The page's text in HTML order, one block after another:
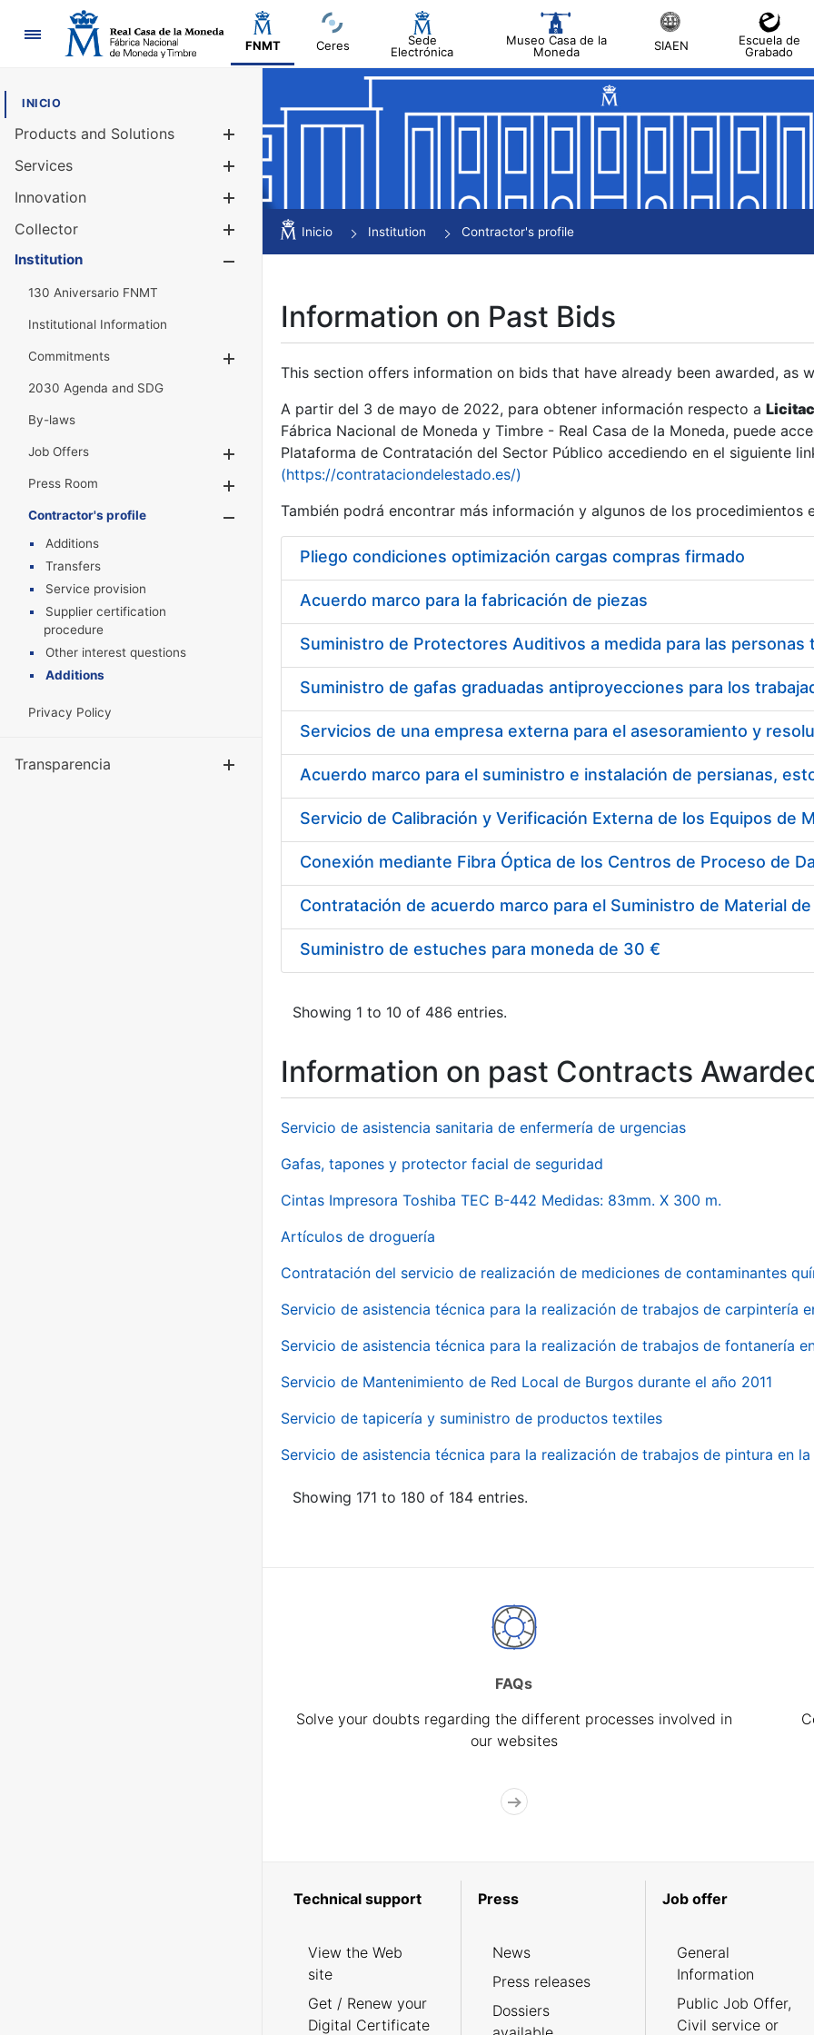
Navigation
FNMT Ceres
Sede
Electrónica
Museo Casa de la
Moneda
SIAEN
Escuela de
Grabado
INICIO
Products and Solutions
Services
Innovation
Collector
Show/Hide
Institution
130 Aniversario FNMT
Institutional Information
Commitments
2030 Agenda and SDG
By-laws
Job Offers
Show/Hide
Press Room
Show/Hide
Contractor's profile
Show/Hide
Additions
Transfers
Service provision
Supplier certification
procedure
Other interest questions
Additions
Privacy Policy
Transparencia Show/Hide
Inicio Institution Contractor's profile
Information on Past Bids
This section offers information on bids that have already been awarded, as
A partir del 3 de mayo de 2022, para obtener información respecto a
Fábrica Nacional de Moneda y Timbre - Real Casa de la Moneda, puede
Plataforma de Contratación del Sector Público accediendo en el siguiente
(https://contrataciondelestado.es/)
También podrá encontrar más información y algunos de los procedimientos
Pliego condiciones optimización cargas compras firmado
Acuerdo marco para la fabricación de piezas
Acuerdo marco para el suministro e instalación de persianas,
Suministro de estuches para moneda de 30 €
Showing 1 to 10 of 486 entries.
Information on past Contracts
Servicio de asistencia sanitaria de enfermería de urgencias
Gafas, tapones y protector facial de seguridad
Cintas Impresora Toshiba TEC B-442 Medidas: 83mm. X 300 m.
Artículos de droguería
Contratación del servicio de realización de mediciones de contaminantes
Servicio de asistencia técnica para la realización de trabajos de carpintería
Servicio de asistencia técnica para la realización de trabajos de fontanería
Servicio de Mantenimiento de Red Local de Burgos durante el año 2011
Servicio de tapicería y suministro de productos textiles
Servicio de asistencia técnica para la realización de trabajos de pintura en
Showing 171 to 180 of 184 entries.
FAQs
Solve your doubts regarding the different processes involved in
our websites
Technical support
View the Web
site
Get / Renew your
Digital Certificate
Press
News
Press releases
Dossiers
Job offer
General
Information
Public Job Offer,
Civil service or